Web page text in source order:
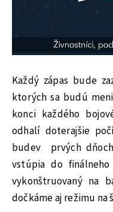
Každý zápas bude
ktorých sa budú
konci každého
odhalí doterajšie
budev prvých
vstúpia do
vykonštruovaný na
dočkáme aj režimu na